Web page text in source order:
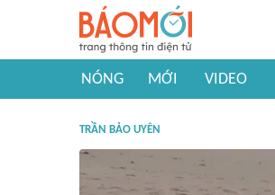
NÓNG MỚI VIDEO
TRẦN BẢO UYÊN